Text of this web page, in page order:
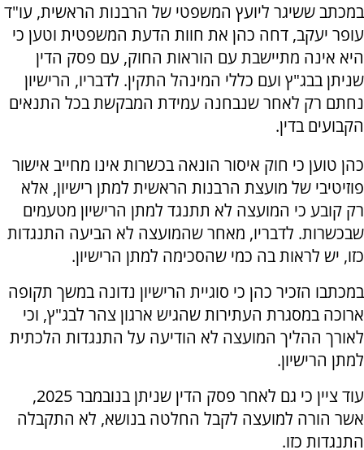
במכתב ששיגר ליועץ המשפטי של הרבנות הראשית, עו"ד
עופר יעקב, דחה כהן את חוות הדעת המשפטית וטען כי
היא אינה מתיישבת עם הוראות החוק, עם פסק הדין
שניתן בבג"ץ ועם כללי המינהל התקין. לדבריו, הרישיון
נחתם רק לאחר שנבחנה עמידת המבקשת בכל התנאים
הקבועים בדין.
כהן טוען כי חוק איסור הונאה בכשרות אינו מחייב אישור
פוזיטיבי של מועצת הרבנות הראשית למתן רישיון, אלא
רק קובע כי המועצה לא תתנגד למתן הרישיון מטעמים
שבכשרות. לדבריו, מאחר שהמועצה לא הביעה התנגדות
כזו, יש לראות בה כמי שהסכימה למתן הרישיון.
במכתבו הזכיר כהן כי סוגיית הרישיון נדונה במשך תקופה
ארוכה במסגרת העתירות שהגיש ארגון צהר לבג"ץ, וכי
לאורך ההליך המועצה לא הודיעה על התנגדות הלכתית
למתן הרישיון.
עוד ציין כי גם לאחר פסק הדין שניתן בנובמבר 2025,
אשר הורה למועצה לקבל החלטה בנושא, לא התקבלה
התנגדות כזו.